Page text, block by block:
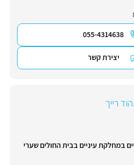
055-4314638
יצירת קשר
רייך
במחלקת עיניים בבית החולים שערי